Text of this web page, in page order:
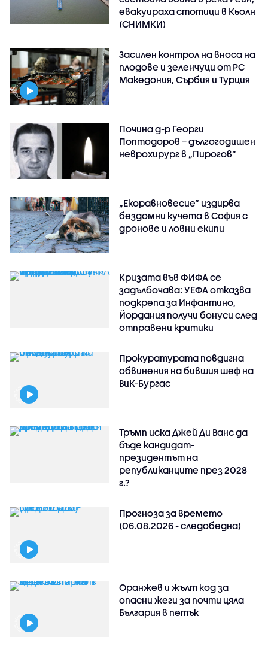
евакуираха стотици в Кьолн
(СНИМКИ)
Засилен контрол на вноса на
плодове и зеленчуци от РС
Македония, Сърбия и Турция
Почина д-р Георги
Поптодоров – дългогодишен
неврохирург в „Пирогов“
„Екоравновесие“ издирва
бездомни кучета в София с
дронове и ловни екипи
Кризата във ФИФА се
задълбочава: УЕФА отказва
подкрепа за Инфантино,
Йордания получи бонуси след
отправени критики
Прокуратурата повдигна
обвинения на бившия шеф на
ВиК-Бургас
Тръмп иска Джей Ди Ванс да
бъде кандидат-
президентът на
републиканците през 2028
г.?
Прогноза за времето
(06.08.2026 - следобедна)
Оранжев и жълт код за
опасни жеги за почти цяла
България в петък